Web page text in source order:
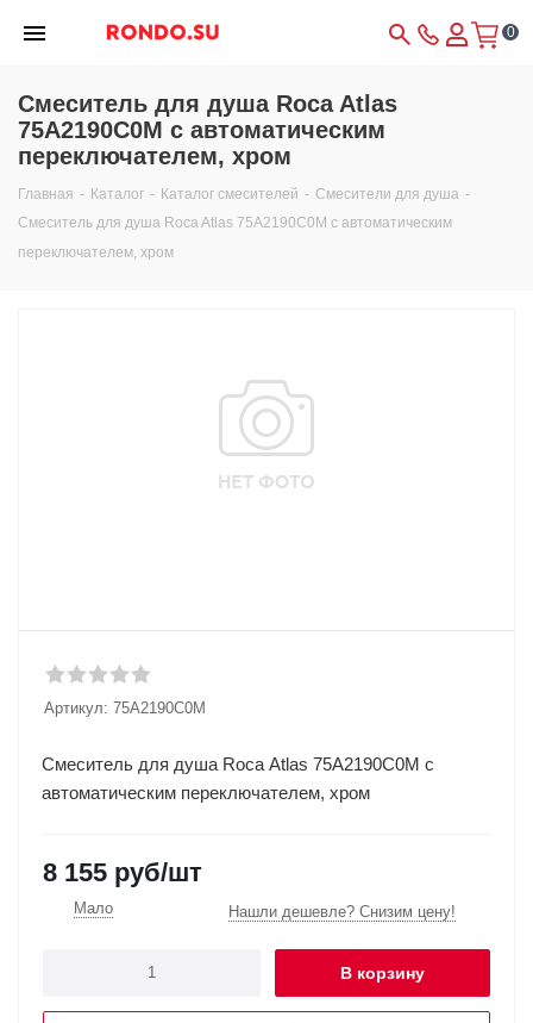
0
Смеситель для душа Roca Atlas
75A2190C0M с автоматическим
переключателем, хром
Главная - Каталог - Каталог смесителей - Смесители для душа -
Смеситель для душа Roca Atlas 75A2190C0M с автоматическим
переключателем, хром
Артикул: 75A2190C0M
Смеситель для душа Roca Atlas 75A2190C0M с
автоматическим переключателем, хром
8 155 руб/шт
Мало Нашли дешевле? Снизим цену!
В корзину